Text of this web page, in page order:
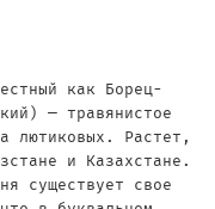
как Борец-
— травянистое
лютиковых. Растет,
и Казахстане.
существует свое